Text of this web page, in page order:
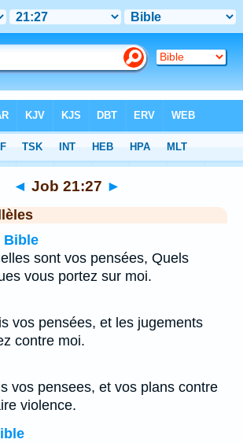
◄ Job 21:27 ►
Bible
sont vos pensées, Quels
vous portez sur moi.
vos pensées, et les jugements
contre moi.
vos pensees, et vos plans contre
violence.